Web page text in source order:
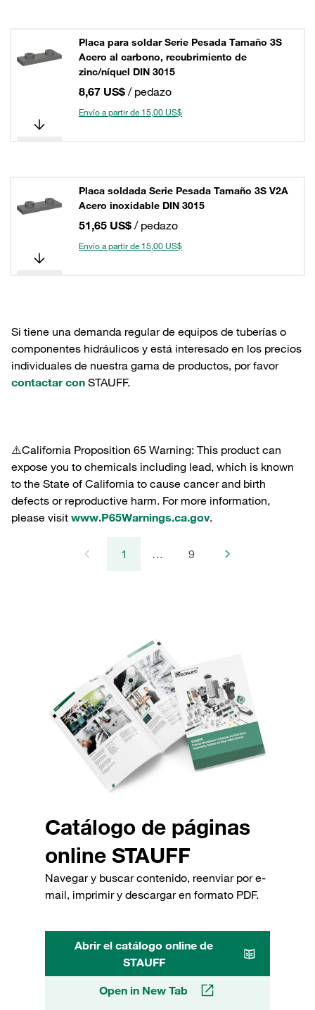
Placa para soldar Serie Pesada Tamaño 3S
Acero al carbono, recubrimiento de
zinc/níquel DIN 3015
8,67 US$ / pedazo
Envío a partir de 15,00 US$
Placa soldada Serie Pesada Tamaño 3S V2A
Acero inoxidable DIN 3015
51,65 US$ / pedazo
Envío a partir de 15,00 US$
Si tiene una demanda regular de equipos de tuberías o
componentes hidráulicos y está interesado en los precios
individuales de nuestra gama de productos, por favor
contactar con STAUFF.
⚠️California Proposition 65 Warning: This product can
expose you to chemicals including lead, which is known
to the State of California to cause cancer and birth
defects or reproductive harm. For more information,
please visit www.P65Warnings.ca.gov.
1 … 9
Catálogo de páginas
online STAUFF
Navegar y buscar contenido, reenviar por e-
mail, imprimir y descargar en formato PDF.
Abrir el catálogo online de
STAUFF
Open in New Tab